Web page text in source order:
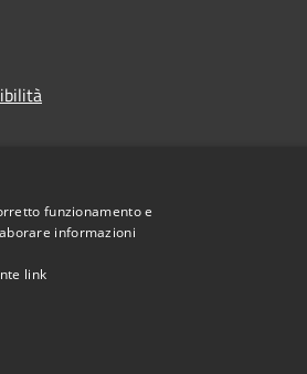
• Comune di Monte Roberto • Powered by
funzionamento e
informazioni
link